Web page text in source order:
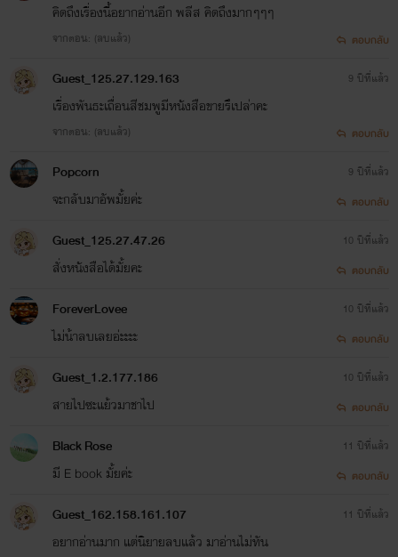
คิดถึงเรื่องนี้อยากอ่านอีก พลีส คิดถึงมากๆๆๆ
จากตอน: (ลบแล้ว) ตอบกลับ
Guest_125.27.129.163
เรื่องพันธะเถื่อนสีชมพูมีหนังสือขายรึเปล่าคะ
จากตอน: (ลบแล้ว)
9 ปีที่แล้ว
ตอบกลับ
Popcorn
จะกลับมาอัพมั้ยค่ะ
9 ปีที่แล้ว
ตอบกลับ
Guest_125.27.47.26
สั่งหนังสือได้มั้ยคะ
10 ปีที่แล้ว
ตอบกลับ
ForeverLovee
ไม่น้าลบเลยอ่ะะะะ
10 ปีที่แล้ว
ตอบกลับ
Guest_1.2.177.186
สายไปซะแย้วมาชาไป
10 ปีที่แล้ว
ตอบกลับ
ฺBlack Rose
มี E book มั้ยค่ะ
11 ปีที่แล้ว
ตอบกลับ
Guest_162.158.161.107
อยากอ่านมาก แต่นิยายลบแล้ว มาอ่านไม่ทัน
11 ปีที่แล้ว